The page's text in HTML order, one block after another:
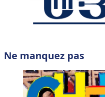
Ne manquez pas